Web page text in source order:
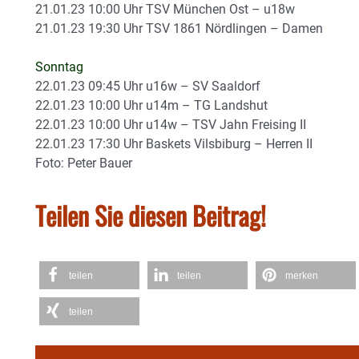
21.01.23 10:00 Uhr TSV München Ost – u18w
21.01.23 19:30 Uhr TSV 1861 Nördlingen – Damen
Sonntag
22.01.23 09:45 Uhr u16w – SV Saaldorf
22.01.23 10:00 Uhr u14m – TG Landshut
22.01.23 10:00 Uhr u14w – TSV Jahn Freising II
22.01.23 17:30 Uhr Baskets Vilsbiburg – Herren II
Foto: Peter Bauer
Teilen Sie diesen Beitrag!
teilen teilen merken
teilen